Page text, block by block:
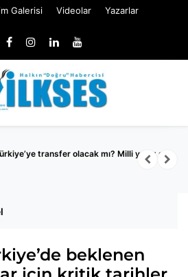
Galerisi Videolar Yazarlar
transfer olacak mı? Milli yıldız son
beklenen